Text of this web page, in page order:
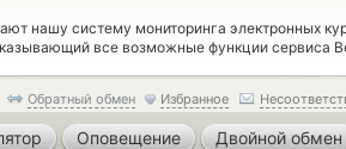
нашу систему мониторинга электронных
все возможные функции сервиса
Обратный обмен Избранное
Оповещение Двойной обмен